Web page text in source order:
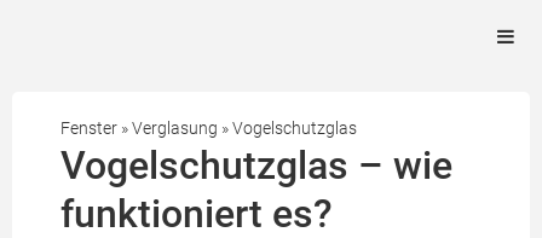
Fenster »Verglasung »Vogelschutzglas
Vogelschutzglas – wie
funktioniert es?